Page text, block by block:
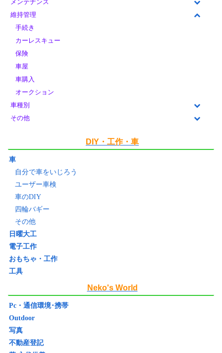
メンテナンス
維持管理
手続き
カーレスキュー
保険
車屋
車購入
オークション
車種別
その他
DIY・工作・車
車
自分で車をいじろう
ユーザー車検
車のDIY
四輪バギー
その他
日曜大工
電子工作
おもちゃ・工作
工具
Neko's World
Pc・通信環境･携帯
Outdoor
写真
不動産登記